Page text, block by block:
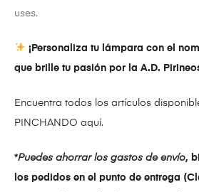
uses.
¡Personaliza tu lámpara con el
que brille tu pasión por la A.D.
Encuentra todos los artículos
PINCHANDO aquí.
*Puedes ahorrar los gastos de envío,
los pedidos en el punto de entrega